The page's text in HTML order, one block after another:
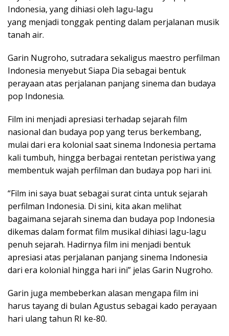
Indonesia, yang dihiasi oleh lagu-lagu
yang menjadi tonggak penting dalam perjalanan musik
tanah air.
Garin Nugroho, sutradara sekaligus maestro perfilman
Indonesia menyebut Siapa Dia sebagai bentuk
perayaan atas perjalanan panjang sinema dan budaya
pop Indonesia.
Film ini menjadi apresiasi terhadap sejarah film
nasional dan budaya pop yang terus berkembang,
mulai dari era kolonial saat sinema Indonesia pertama
kali tumbuh, hingga berbagai rentetan peristiwa yang
membentuk wajah perfilman dan budaya pop hari ini.
“Film ini saya buat sebagai surat cinta untuk sejarah
perfilman Indonesia. Di sini, kita akan melihat
bagaimana sejarah sinema dan budaya pop Indonesia
dikemas dalam format film musikal dihiasi lagu-lagu
penuh sejarah. Hadirnya film ini menjadi bentuk
apresiasi atas perjalanan panjang sinema Indonesia
dari era kolonial hingga hari ini” jelas Garin Nugroho.
Garin juga membeberkan alasan mengapa film ini
harus tayang di bulan Agustus sebagai kado perayaan
hari ulang tahun RI ke-80.